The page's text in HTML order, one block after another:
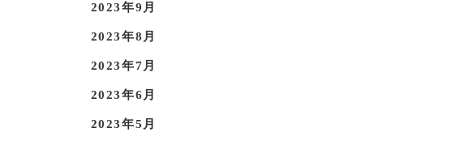
2023年9月
2023年8月
2023年7月
2023年6月
2023年5月